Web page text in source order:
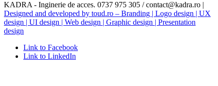
KADRA - Inginerie de acces. 0737 975 305 / contact@kadra.ro |
Designed and developed by toud.ro – Branding | Logo design | UX
design | UI design | Web design | Graphic design | Presentation
design
Link to Facebook
Link to LinkedIn